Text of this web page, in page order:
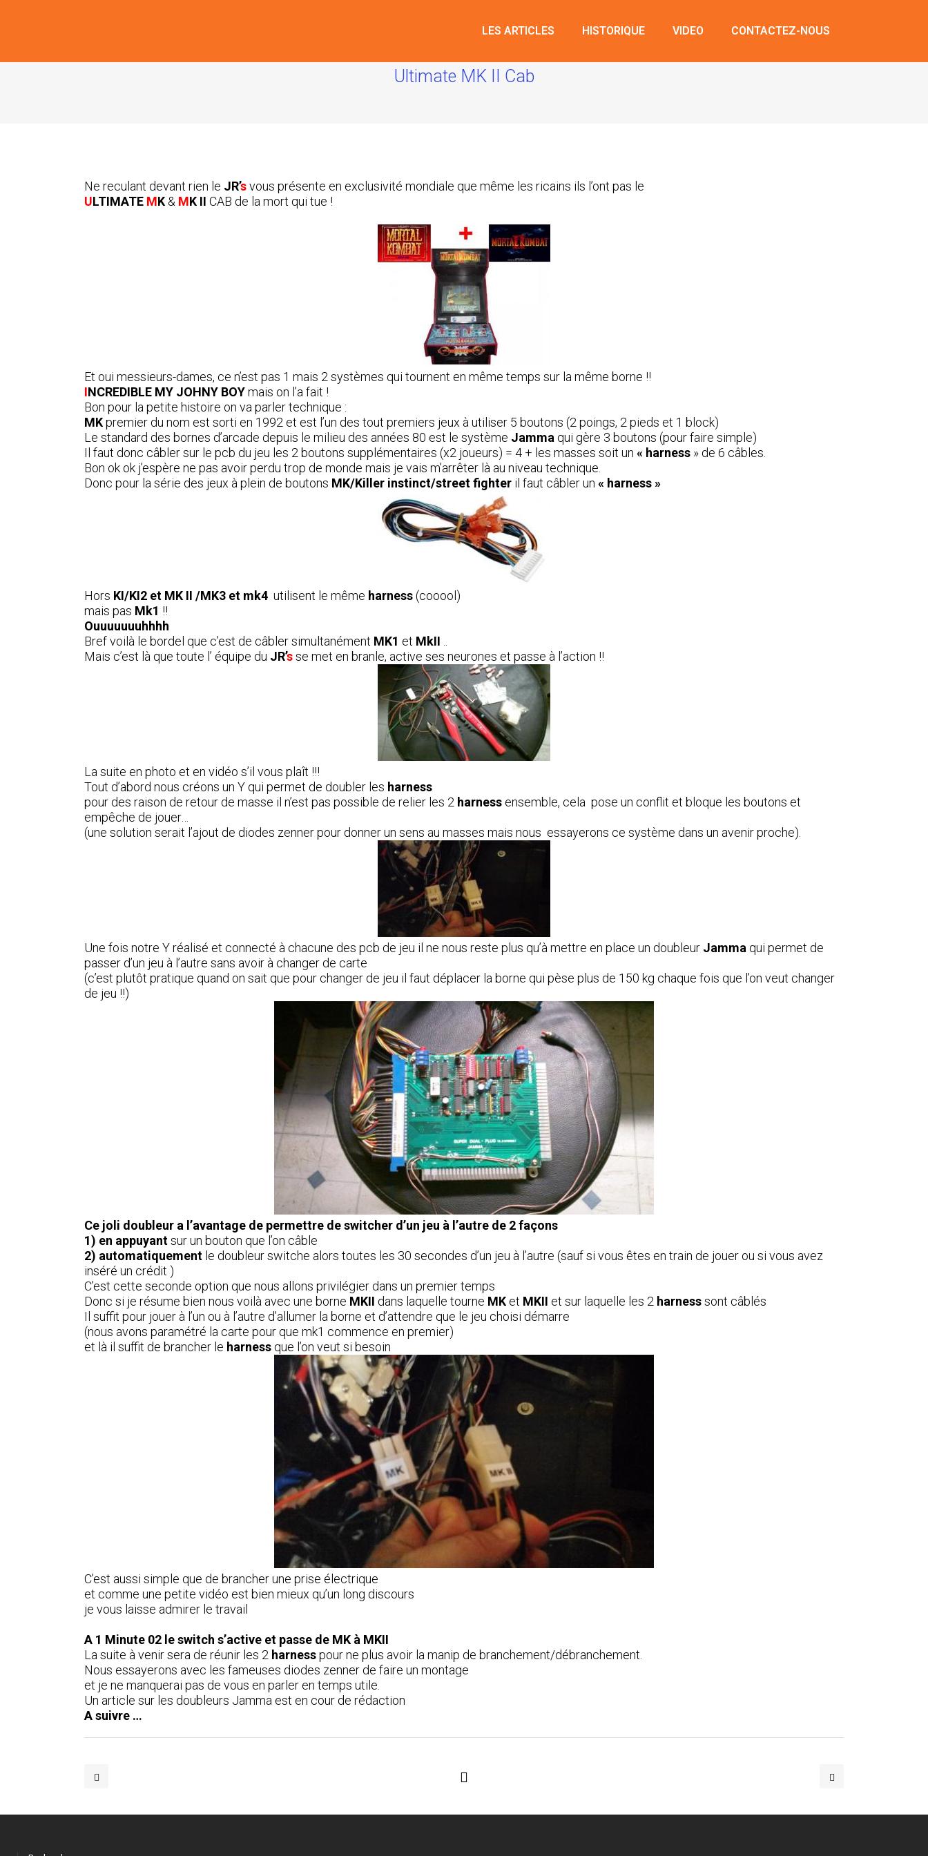
LES ARTICLES HISTORIQUE VIDEO CONTACTEZ-NOUS
Ultimate MK II Cab
Ne reculant devant rien le JR’svous présente en exclusivité mondiale que même les ricains ils l’ont pas le
ULTIMATE MK & MK II CAB de la mort qui tue !
Et oui messieurs-dames, ce n’est pas 1 mais 2 systèmes qui tournent en même temps sur la même borne !!
INCREDIBLE MY JOHNY BOYmais on l’a fait !
Bon pour la petite histoire on va parler technique :
MKpremier du nom est sorti en 1992 et est l’un des tout premiers jeux à utiliser 5 boutons (2 poings, 2 pieds et 1 block)
Le standard des bornes d’arcade depuis le milieu des années 80 est le système Jamma qui gère 3 boutons (pour faire simple)
Il faut donc câbler sur le pcb du jeu les 2 boutons supplémentaires (x2 joueurs) = 4 + les masses soit un « harness » de 6 câbles.
Bon ok ok j’espère ne pas avoir perdu trop de monde mais je vais m’arrêter là au niveau technique.
Donc pour la série des jeux à plein de boutons MK/Killer instinct/street fighter il faut câbler un « harness »
Hors KI/KI2 et MK II /MK3 et mk4 utilisent le même harness(cooool)
mais pas Mk1 !!
Ouuuuuuuhhhh
Bref voilà le bordel que c’est de câbler simultanément MK1 et MkII
Mais c’est là que toute l’ équipe du JR’sse met en branle, active ses neurones et passe à l’action !!
La suite en photo et en vidéo s’il vous plaît !!!
Tout d’abord nous créons un Y qui permet de doubler les harness
pour des raison de retour de masse il n’est pas possible de relier les 2 harness ensemble, cela pose un conflit et bloque les boutons et
empêche de jouer…
(une solution serait l’ajout de diodes zenner pour donner un sens au masses mais nous essayerons ce système dans un avenir proche).
Une fois notre Y réalisé et connecté à chacune des pcb de jeu il ne nous reste plus qu’à mettre en place un doubleur Jamma qui permet de
passer d’un jeu à l’autre sans avoir à changer de carte
(c’est plutôt pratique quand on sait que pour changer de jeu il faut déplacer la borne qui pèse plus de 150 kg chaque fois que l’on veut changer
de jeu !!)
Ce joli doubleur a l’avantage de permettre de switcher d’un jeu à l’autre de 2 façons
1) en appuyantsur un bouton que l’on câble
2) automatiquement le doubleur switche alors toutes les 30 secondes d’un jeu à l’autre (sauf si vous êtes en train de jouer ou si vous avez
inséré un crédit )
C’est cette seconde option que nous allons privilégier dans un premier temps
Donc si je résume bien nous voilà avec une borne MKII dans laquelle tourne MK et MKII et sur laquelle les 2 harnesssont câblés
Il suffit pour jouer à l’un ou à l’autre d’allumer la borne et d’attendre que le jeu choisi démarre
(nous avons paramétré la carte pour que mk1 commence en premier)
et là il suffit de brancher le harness que l’on veut si besoin
C’est aussi simple que de brancher une prise électrique
et comme une petite vidéo est bien mieux qu’un long discours
je vous laisse admirer le travail
A 1 Minute 02 le switch s’active et passe de MK à MKII
La suite à venir sera de réunir les 2 harnesspour ne plus avoir la manip de branchement/débranchement.
Nous essayerons avec les fameuses diodes zenner de faire un montage
et je ne manquerai pas de vous en parler en temps utile.
Un article sur les doubleurs Jamma est en cour de rédaction
A suivre …